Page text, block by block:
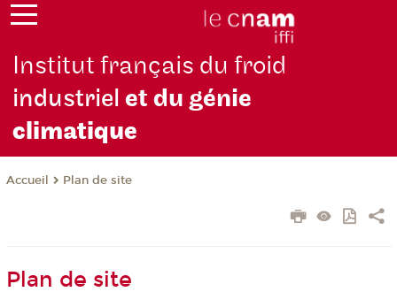
Institut français du froid
industrielet du génie
climatique
Accueil Plan de site
Plan de site